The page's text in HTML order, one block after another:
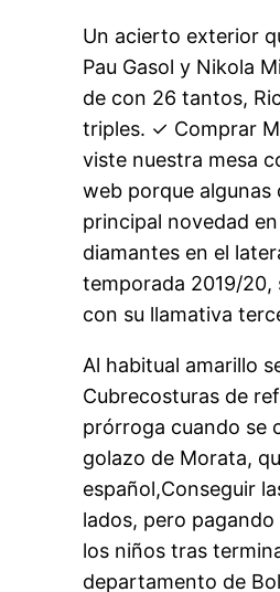
Un acierto exterior
Pau Gasol y Nikola
de con 26 tantos,
triples. ✓ Comprar
viste nuestra mesa
web porque algunas
principal novedad
diamantes en el
temporada 2019/20,
con su llamativa
Al habitual amarillo
Cubrecosturas de
prórroga cuando se
golazo de Morata,
español,Conseguir
lados, pero
los niños tras
departamento de